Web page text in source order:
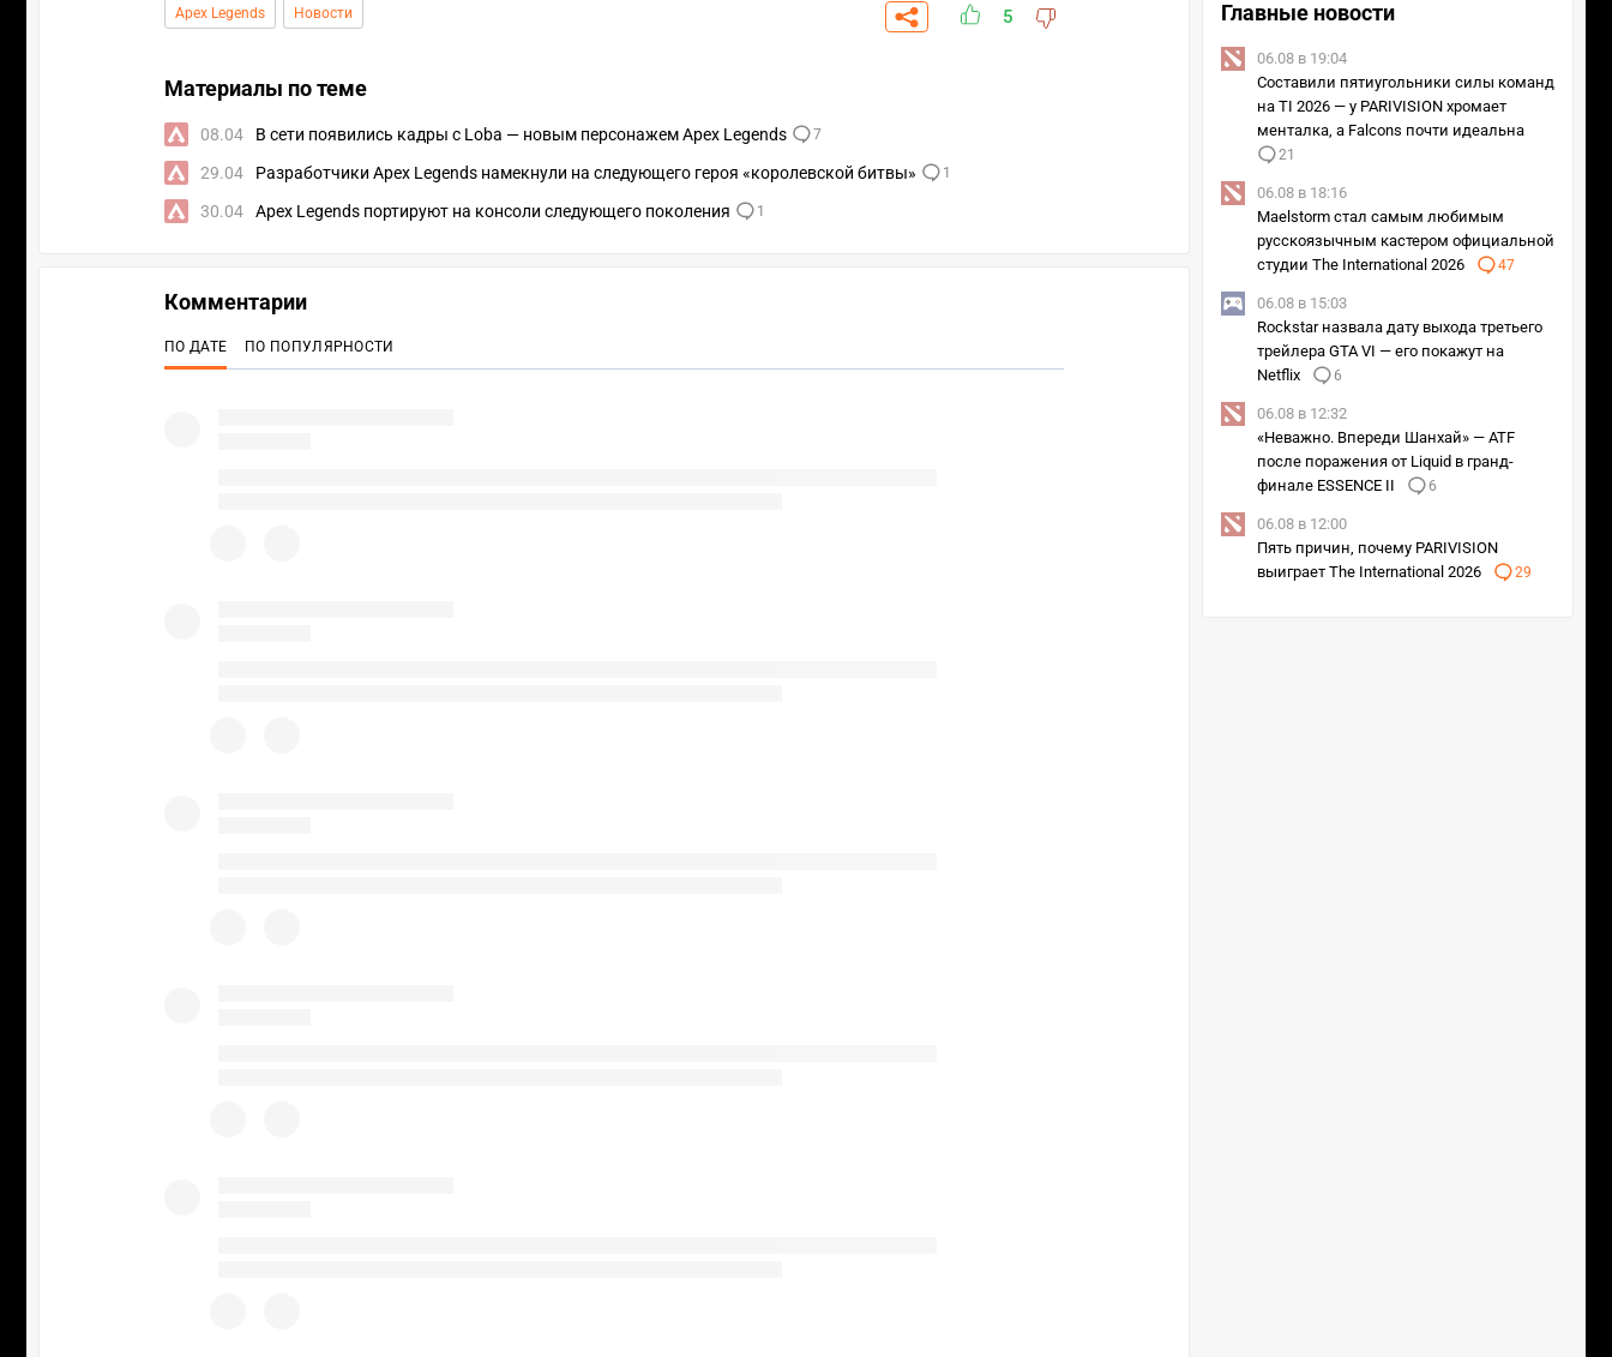
Apex Legends Новости 5
Материалы по теме
08.04 В сети появились кадры с Loba — новым персонажем Apex Legends 7
29.04 Разработчики Apex Legends намекнули на следующего героя «королевской битвы» 1
30.04 Apex Legends портируют на консоли следующего поколения 1
Главные новости
06.08 в 19:04
Составили пятиугольники силы команд
на TI 2026 — у PARIVISION хромает
менталка, а Falcons почти идеальна
21
06.08 в 18:16
Maelstorm стал самым любимым
русскоязычным кастером официальной
студии The International 2026
47
06.08 в 15:03
Rockstar назвала дату выхода третьего
трейлера GTA VI — его покажут на
Netflix
6
06.08 в 12:32
«Неважно. Впереди Шанхай» — ATF
после поражения от Liquid в гранд-
финале ESSENCE II
6
06.08 в 12:00
Пять причин, почему PARIVISION
выиграет The International 2026
29
Комментарии
ПО ДАТЕ ПО ПОПУЛЯРНОСТИ